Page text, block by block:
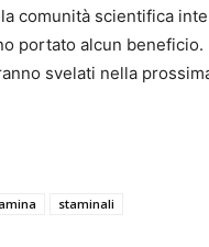
comunità scientifica
portato alcun
svelati nella
staminali